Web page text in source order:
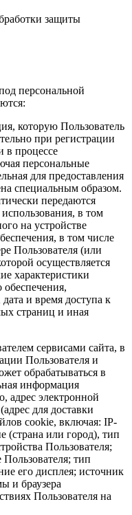
защиты
персональной
которую Пользователь
при регистрации
в процессе
персональные
для предоставления
специальным образом.
передаются
в том
на устройстве
в том числе
Пользователя (или
осуществляется
характеристики
и время доступа к
страниц и иная
сервисами сайта, в
Пользователя и
обрабатываться в
информация
адрес электронной
для доставки
cookie, включая: IP-
(страна или город), тип
Пользователя;
Пользователя; тип
его дисплея; источник
и браузера
Пользователя на